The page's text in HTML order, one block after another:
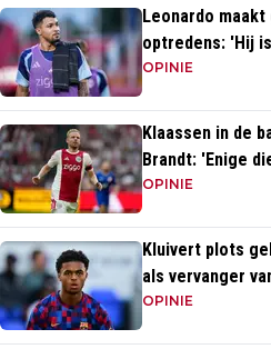
Leonardo
optredens: 'Hij
OPINIE
Klaassen in de
Brandt: 'Enige
OPINIE
Kluivert plots
als vervanger
OPINIE